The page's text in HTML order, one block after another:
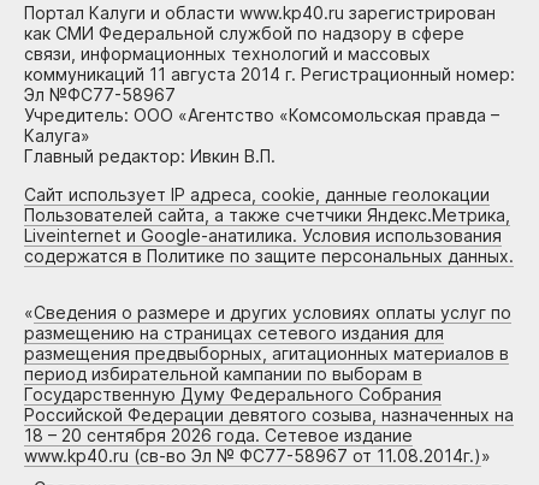
Портал Калуги и области www.kp40.ru зарегистрирован
как СМИ Федеральной службой по надзору в сфере
связи, информационных технологий и массовых
коммуникаций 11 августа 2014 г. Регистрационный номер:
Эл №ФС77-58967
Учредитель: ООО «Агентство «Комсомольская правда –
Калуга»
Главный редактор: Ивкин В.П.
Сайт использует IP адреса, cookie, данные геолокации
Пользователей сайта, а также счетчики Яндекс.Метрика,
Liveinternet и Google-анатилика. Условия использования
содержатся в Политике по защите персональных данных.
«Сведения о размере и других условиях оплаты услуг по
размещению на страницах сетевого издания для
размещения предвыборных, агитационных материалов в
период избирательной кампании по выборам в
Государственную Думу Федерального Собрания
Российской Федерации девятого созыва, назначенных на
18 – 20 сентября 2026 года. Сетевое издание
www.kp40.ru (св-во Эл № ФС77-58967 от 11.08.2014г.)»